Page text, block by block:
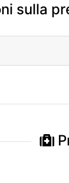
sulla